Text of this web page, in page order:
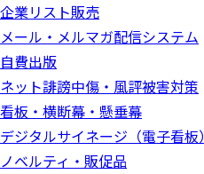
企業リスト販売
メール・メルマガ配信システム
自費出版
ネット誹謗中傷・風評被害対策
看板・横断幕・懸垂幕
デジタルサイネージ（電子看板）
ノベルティ・販促品